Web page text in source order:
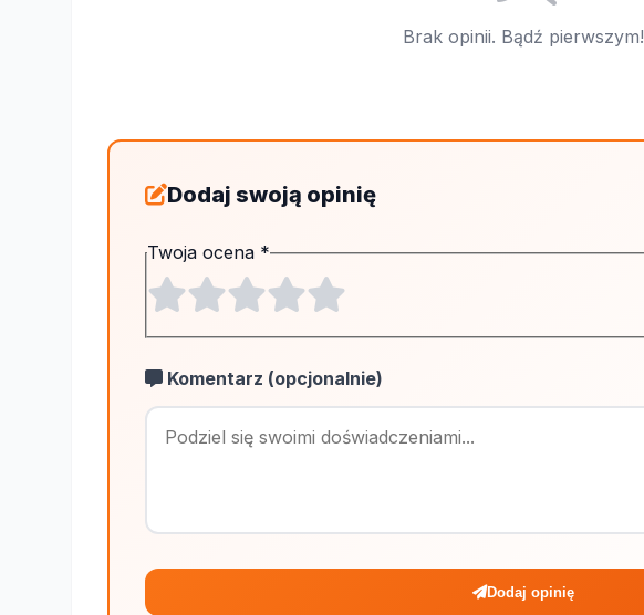
Brak opinii. Bądź pierwszym!
Dodaj swoją opinię
Twoja ocena *
Komentarz (opcjonalnie)
Dodaj opinię